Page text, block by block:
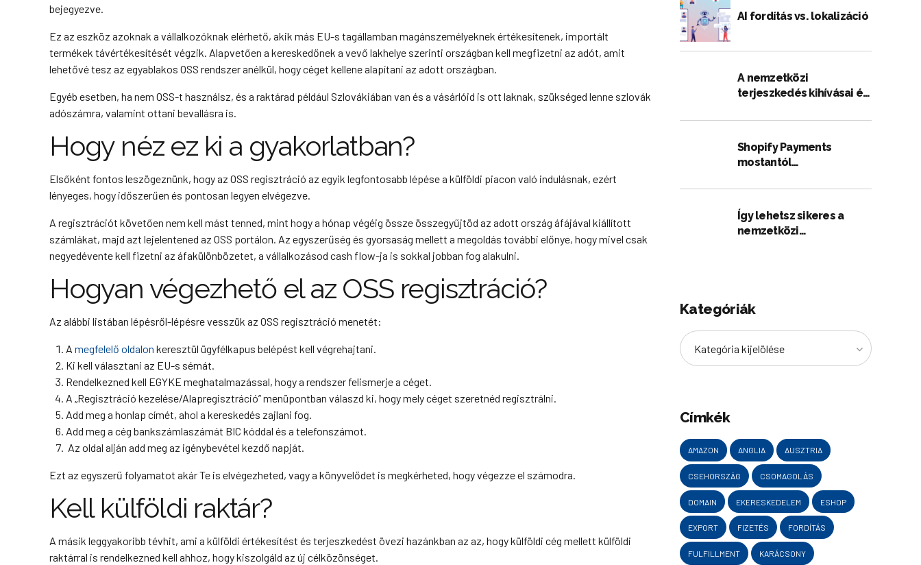
bejegyezve.
Ez az eszköz azoknak a vállalkozóknak elérhető, akik más EU-s tagállamban magánszemélyeknek értékesítenek, importált
termékek távértékesítését végzik. Alapvetően a kereskedőnek a vevő lakhelye szerinti országban kell megfizetni az adót, amit
lehetővé tesz az egyablakos OSS rendszer anélkül, hogy céget kellene alapítani az adott országban.
Egyéb esetben, ha nem OSS-t használsz, és a raktárad például Szlovákiában van és a vásárlóid is ott laknak, szükséged lenne szlovák
adószámra, valamint ottani bevallásra is.
Hogy néz ez ki a gyakorlatban?
Elsőként fontos leszögeznünk, hogy az OSS regisztráció az egyik legfontosabb lépése a külföldi piacon való indulásnak, ezért
lényeges, hogy időszerűen és pontosan legyen elvégezve.
A regisztrációt követően nem kell mást tenned, mint hogy a hónap végéig össze összegyűjtöd az adott ország áfájával kiállított
számlákat, majd azt lejelentened az OSS portálon. Az egyszerűség és gyorsaság mellett a megoldás további előnye, hogy mivel csak
negyedévente kell fizetni az áfakülönbözetet, a vállalkozásod cash flow-ja is sokkal jobban fog alakulni.
Hogyan végezhető el az OSS regisztráció?
Az alábbi listában lépésről-lépésre vesszük az OSS regisztráció menetét:
A megfelelő oldalon keresztül ügyfélkapus belépést kell végrehajtani.
Ki kell választani az EU-s sémát.
Rendelkezned kell EGYKE meghatalmazással, hogy a rendszer felismerje a céget.
A „Regisztráció kezelése/Alapregisztráció” menüpontban válaszd ki, hogy mely céget szeretnéd regisztrálni.
Add meg a honlap címét, ahol a kereskedés zajlani fog.
Add meg a cég bankszámlaszámát BIC kóddal és a telefonszámot.
Az oldal alján add meg az igénybevétel kezdő napját.
Ezt az egyszerű folyamatot akár Te is elvégezheted, vagy a könyvelődet is megkérheted, hogy végezze el számodra.
Kell külföldi raktár?
A másik leggyakoribb tévhit, ami a külföldi értékesítést és terjeszkedést övezi hazánkban az az, hogy külföldi cég mellett külföldi
raktárral is rendelkezned kell ahhoz, hogy kiszolgáld az új célközönséget.
AI fordítás vs. lokalizáció
A nemzetközi
terjeszkedés kihívásai és
Shopify Payments
mostantól
elérhető – Óriási
segítség a külföldi
terjeszkedéshez!
Így lehetsz sikeres a
nemzetközi
Kategóriák
Kategória kijelölése
Címkék
AMAZON ANGLIA AUSZTRIA
CSEHORSZÁG CSOMAGOLÁS
DOMAIN EKERESKEDELEM ESHOP
EXPORT FIZETÉS FORDÍTÁS
FULFILLMENT KARÁCSONY